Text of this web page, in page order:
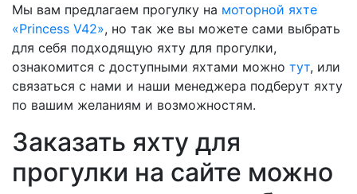
Мы вам предлагаем прогулку на моторной яхте
«Princess V42», но так же вы можете сами выбрать
для себя подходящую яхту для прогулки,
ознакомится с доступными яхтами можно тут, или
связаться с нами и наши менеджера подберут яхту
по вашим желаниям и возможностям.
Заказать яхту для
прогулки на сайте можно